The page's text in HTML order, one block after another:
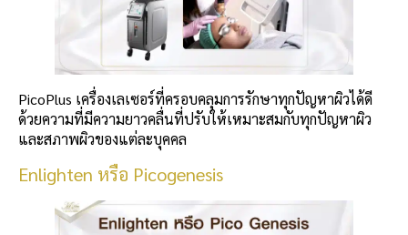
PicoPlus เครื่องเลเซอร์ที่ครอบคลุมการรักษาทุกปัญหาผิวได้ดี
ด้วยความที่มีความยาวคลื่นที่ปรับให้เหมาะสมกับทุกปัญหาผิว
และสภาพผิวของแต่ละบุคคล
Enlighten หรือ Picogenesis